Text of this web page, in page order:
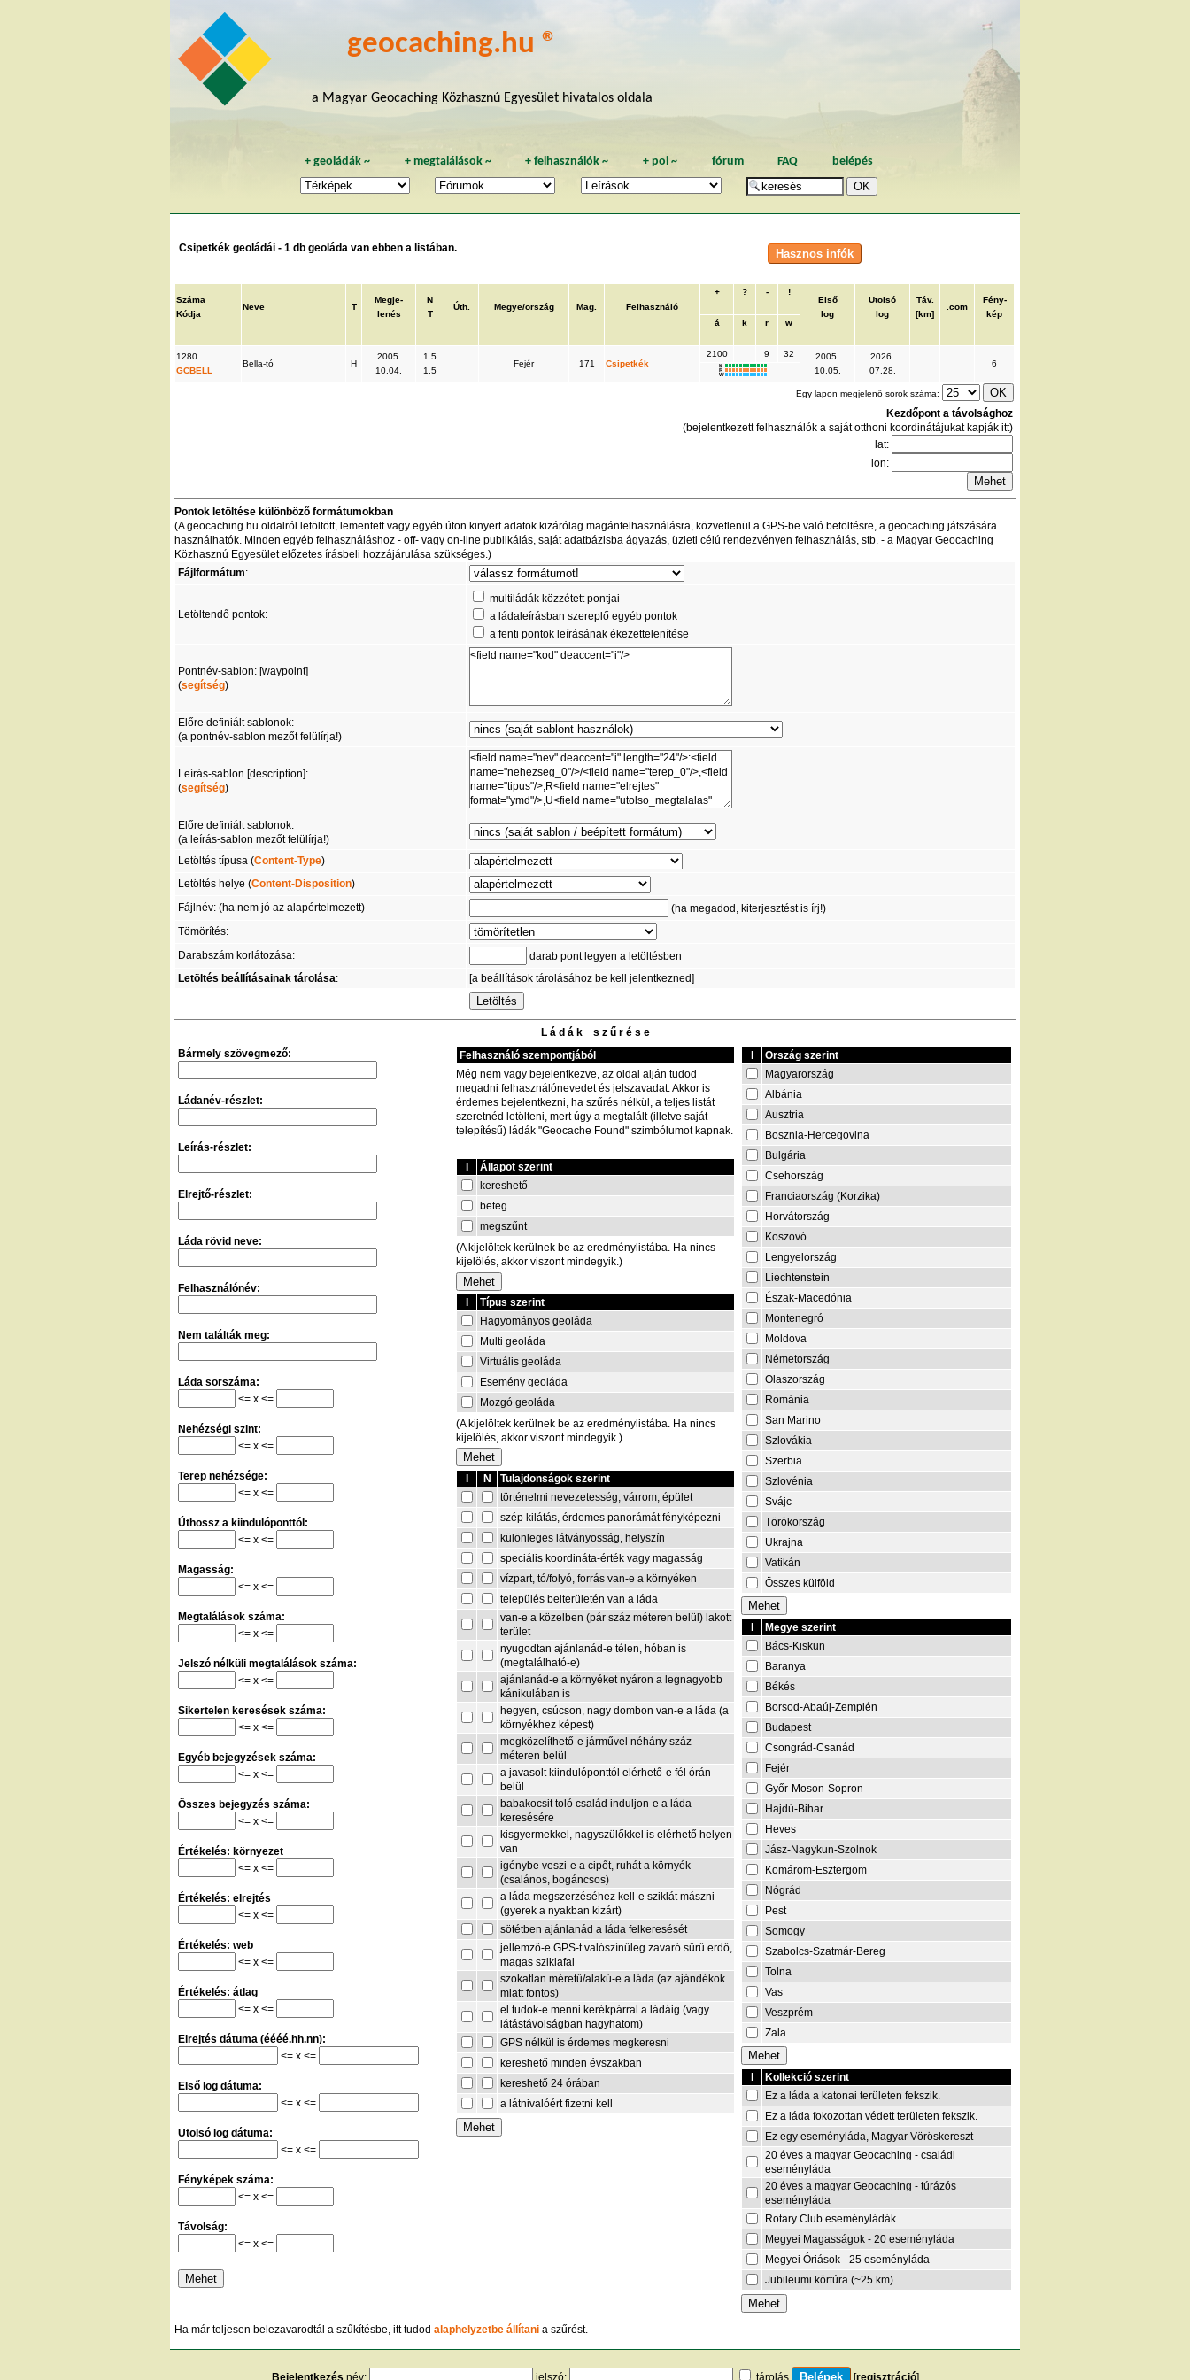
geocaching.hu ®
a Magyar Geocaching Közhasznú Egyesület hivatalos oldala
+geoládák ~ + megtalálások~ +felhasználók ~ + poi~ fórum FAQ belépés
Csipetkék geoládái - 1 db geoláda van ebben a listában.
Száma
Kódja
Neve T
Megje-
lenés
N
T
Úth. Megye/ország Mag. Felhasználó
+ ? -
!
Első
log
Utolsó
log
Táv.
[km]
.com
Fény-
kép
á
k r w
1280.
GCBELL
Bella-tó H
2005.
10.04.
1.5
1.5
Fejér 171 Csipetkék
2100 9 32
2005.
10.05.
2026.
07.28.
6
K
R
W
Egy lapon megjelenő sorok száma:
Kezdőpont a távolsághoz
(bejelentkezett felhasználók a saját otthoni koordinátájukat kapják itt)
lat:
lon:
Pontok letöltése különböző formátumokban
(A geocaching.hu oldalról letöltött, lementett vagy egyéb úton kinyert adatok kizárólag magánfelhasználásra, közvetlenül a GPS-be való betöltésre, a geocaching játszására
használhatók. Minden egyéb felhasználáshoz - off- vagy on-line publikálás, saját adatbázisba ágyazás, üzleti célú rendezvényen felhasználás, stb. - a Magyar Geocaching
Közhasznú Egyesület előzetes írásbeli hozzájárulása szükséges.)
Fájlformátum:
Letöltendő pontok:
multiládák közzétett pontjai
a ládaleírásban szereplő egyéb pontok
a fenti pontok leírásának ékezettelenítése
Pontnév-sablon: [waypoint]
(segítség)
Előre definiált sablonok:
(a pontnév-sablon mezőt felülírja!)
Leírás-sablon [description]:
(segítség)
Előre definiált sablonok:
(a leírás-sablon mezőt felülírja!)
Letöltés típusa (Content-Type)
Letöltés helye (Content-Disposition)
Fájlnév: (ha nem jó az alapértelmezett)
(ha megadod, kiterjesztést is írj!)
Tömörítés:
Darabszám korlátozása:
darab pont legyen a letöltésben
Letöltés beállításainak tárolása: [a beállítások tárolásához be kell jelentkezned]
L á d á k s z ű r é s e
Bármely szövegmező:
Ládanév-részlet:
Leírás-részlet:
Elrejtő-részlet:
Láda rövid neve:
Felhasználónév:
Nem találták meg:
Láda sorszáma:
<= x <=
Nehézségi szint:
<= x <=
Terep nehézsége:
<= x <=
Úthossz a kiindulóponttól:
<= x <=
Magasság:
<= x <=
Megtalálások száma:
<= x <=
Jelszó nélküli megtalálások száma:
<= x <=
Sikertelen keresések száma:
<= x <=
Egyéb bejegyzések száma:
<= x <=
Összes bejegyzés száma:
<= x <=
Értékelés: környezet
<= x <=
Értékelés: elrejtés
<= x <=
Értékelés: web
<= x <=
Értékelés: átlag
<= x <=
Elrejtés dátuma (éééé.hh.nn):
<= x <=
Első log dátuma:
<= x <=
Utolsó log dátuma:
<= x <=
Fényképek száma:
<= x <=
Távolság:
<= x <=
Felhasználó szempontjából
Még nem vagy bejelentkezve, az oldal alján tudod
megadni felhasználónevedet és jelszavadat. Akkor is
érdemes bejelentkezni, ha szűrés nélkül, a teljes listát
szeretnéd letölteni, mert úgy a megtalált (illetve saját
telepítésű) ládák "Geocache Found" szimbólumot kapnak.
Állapot szerint
kereshető
beteg
megszűnt
(A kijelöltek kerülnek be az eredménylistába. Ha nincs
kijelölés, akkor viszont mindegyik.)
Típus szerint
Hagyományos geoláda
Multi geoláda
Virtuális geoláda
Esemény geoláda
Mozgó geoláda
(A kijelöltek kerülnek be az eredménylistába. Ha nincs
kijelölés, akkor viszont mindegyik.)
N
Tulajdonságok szerint
történelmi nevezetesség, várrom, épület
szép kilátás, érdemes panorámát fényképezni
különleges látványosság, helyszín
speciális koordináta-érték vagy magasság
vízpart, tó/folyó, forrás van-e a környéken
település belterületén van a láda
van-e a közelben (pár száz méteren belül) lakott
terület
nyugodtan ajánlanád-e télen, hóban is
(megtalálható-e)
ajánlanád-e a környéket nyáron a legnagyobb
kánikulában is
hegyen, csúcson, nagy dombon van-e a láda (a
környékhez képest)
megközelíthető-e járművel néhány száz
méteren belül
a javasolt kiindulóponttól elérhető-e fél órán
belül
babakocsit toló család induljon-e a láda
keresésére
kisgyermekkel, nagyszülőkkel is elérhető helyen
van
igénybe veszi-e a cipőt, ruhát a környék
(csalános, bogáncsos)
a láda megszerzéséhez kell-e sziklát mászni
(gyerek a nyakban kizárt)
sötétben ajánlanád a láda felkeresését
jellemző-e GPS-t valószínűleg zavaró sűrű erdő,
magas sziklafal
szokatlan méretű/alakú-e a láda (az ajándékok
miatt fontos)
el tudok-e menni kerékpárral a ládáig (vagy
látástávolságban hagyhatom)
GPS nélkül is érdemes megkeresni
kereshető minden évszakban
kereshető 24 órában
a látnivalóért fizetni kell
I
Ország szerint
Magyarország
Albánia
Ausztria
Bosznia-Hercegovina
Bulgária
Csehország
Franciaország (Korzika)
Horvátország
Koszovó
Lengyelország
Liechtenstein
Észak-Macedónia
Montenegró
Moldova
Németország
Olaszország
Románia
San Marino
Szlovákia
Szerbia
Szlovénia
Svájc
Törökország
Ukrajna
Vatikán
Összes külföld
I
Megye szerint
Bács-Kiskun
Baranya
Békés
Borsod-Abaúj-Zemplén
Budapest
Csongrád-Csanád
Fejér
Győr-Moson-Sopron
Hajdú-Bihar
Heves
Jász-Nagykun-Szolnok
Komárom-Esztergom
Nógrád
Pest
Somogy
Szabolcs-Szatmár-Bereg
Tolna
Vas
Veszprém
Zala
Kollekció szerint
Ez a láda a katonai területen fekszik.
Ez a láda fokozottan védett területen fekszik.
Ez egy eseményláda, Magyar Vöröskereszt
20 éves a magyar Geocaching - családi
eseményláda
20 éves a magyar Geocaching - túrázós
eseményláda
Rotary Club eseményládák
Megyei Magasságok - 20 eseményláda
Megyei Óriások - 25 eseményláda
Jubileumi körtúra (~25 km)
Ha már teljesen belezavarodtál a szűkítésbe, itt tudod alaphelyzetbe állítani a szűrést.
Bejelentkezés név: jelszó: tárolás [regisztráció]